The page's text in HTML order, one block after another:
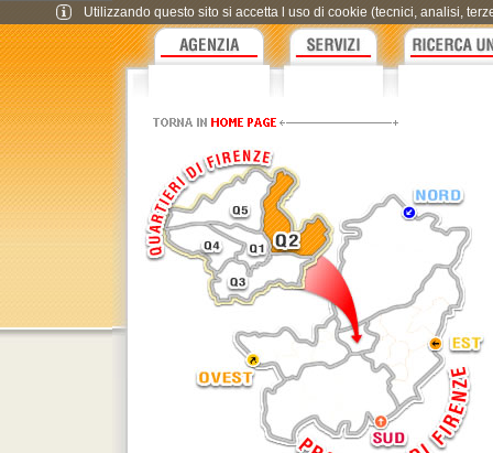
Utilizzando questo sito si accetta l uso di cookie (tecnici, analisi,